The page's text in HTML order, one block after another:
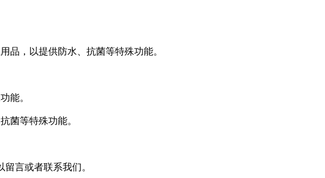
品，以提供防水、抗菌等特殊功能。
能。
菌等特殊功能。
言或者联系我们。